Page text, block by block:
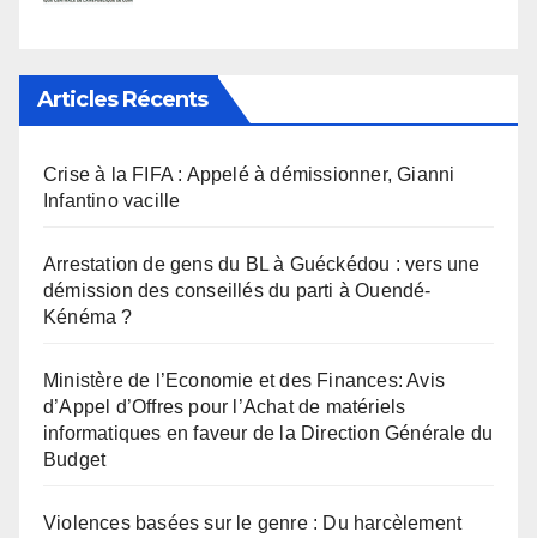
Articles Récents
Crise à la FIFA : Appelé à démissionner, Gianni
Infantino vacille
Arrestation de gens du BL à Guéckédou : vers une
démission des conseillés du parti à Ouendé-
Kénéma ?
Ministère de l’Economie et des Finances: Avis
d’Appel d’Offres pour l’Achat de matériels
informatiques en faveur de la Direction Générale du
Budget
Violences basées sur le genre : Du harcèlement